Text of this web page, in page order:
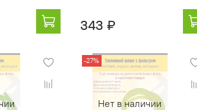
343 ₽
Нет в наличии
-27%